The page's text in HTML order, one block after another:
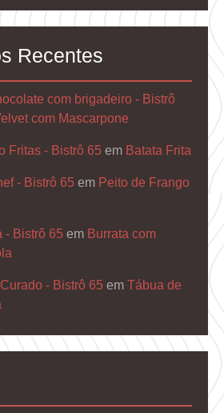
Recentes
com brigadeiro - Bistrô
com Mascarpone
Fritas - Bistrô 65 em Batata Frita
- Bistrô 65 em Peito de Frango
- Bistrô 65 em Burrata com
- Bistrô 65 em Tábua de